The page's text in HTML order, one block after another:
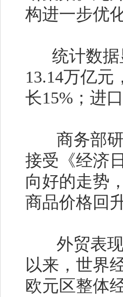
构进一步优
统计数据
13.14万亿元
长15%；进
商务部研
接受《经济
向好的走势
商品价格回
外贸表现
以来，世界
欧元区整体